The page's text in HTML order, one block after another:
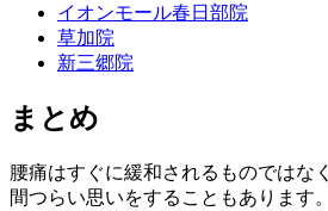
イオンモール春日部院
草加院
新三郷院
まとめ
腰痛はすぐに緩和されるものではな
間つらい思いをすることもあります